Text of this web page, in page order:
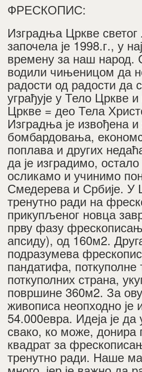
ФРЕСКОПИС:
Изградња Цркве светог
започела је 1998.г., у
времену за наш народ.
водили чињеницом да
радости од радости да
уграђује у Тело Цркве
Цркве = део Тела
Изградња је извођена
бомбардовања,
поплава и других
да је изградимо, остало
осликамо и учинимо
Смедерева и Србије. У
тренутно ради на
прикупљеног новца
прву фазу
апсиду), од 160м2.
подразумева
пандатифа, поткуполне
поткуполних страна,
површине 360м2. За
живописа неопходно је
54.000евра. Идеја је да
свако, ко може, донира
квадрат за
тренутно ради. Наше